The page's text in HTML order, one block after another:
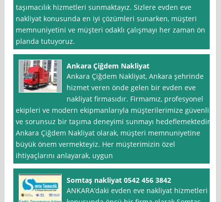
taşımacılık hizmetleri sunmaktayız. Sizlere evden eve
nakliyat konusunda en iyi çözümleri sunarken, müşteri
memnuniyetini ve müşteri odaklı çalışmayı her zaman ön
planda tutuyoruz.
Ankara Çiğdem Nakliyat
Ankara Çiğdem Nakliyat, Ankara şehrinde
hizmet veren önde gelen bir evden eve
nakliyat firmasıdır. Firmamız, profesyonel
ekipleri ve modern ekipmanlarıyla müşterilerimize güvenli
ve sorunsuz bir taşıma deneyimi sunmayı hedeflemektedir.
Ankara Çiğdem Nakliyat olarak, müşteri memnuniyetine
büyük önem vermekteyiz. Her müşterimizin özel
ihtiyaçlarını anlayarak, uygun
Somtaş nakliyat 0542 456 3842
ANKARA’daki evden eve nakliyat hizmetleri